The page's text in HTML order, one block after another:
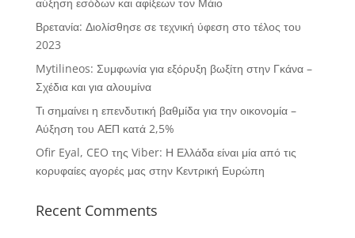
Βρετανία: Διολίσθησε σε τεχνική ύφεση στο τέλος του
2023
Mytilineos: Συμφωνία για εξόρυξη βωξίτη στην Γκάνα –
Σχέδια και για αλουμίνα
Τι σημαίνει η επενδυτική βαθμίδα για την οικονομία –
Αύξηση του ΑΕΠ κατά 2,5%
Ofir Eyal, CEO της Viber: Η Ελλάδα είναι μία από τις
κορυφαίες αγορές μας στην Κεντρική Ευρώπη
Recent Comments